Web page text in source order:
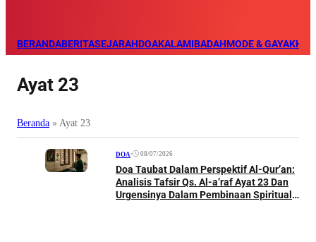
BERANDABERITASEJARAHDOAKALAMIBADAHMODE & GAYA
Ayat 23
Beranda » Ayat 23
DOA • 08/07/2026
Doa Taubat Dalam Perspektif Al-Qur’an:
Analisis Tafsir Qs. Al-a’raf Ayat 23 Dan
Urgensinya Dalam Pembinaan Spiritual